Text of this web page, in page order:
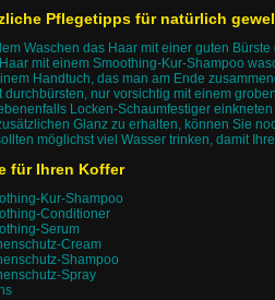
Pflegetipps für natürlich
Waschen das Haar mit einer guten
mit einem Smoothing-Kur-Shampoo
Handtuch, das man am Ende
durchbürsten, nur vorsichtig mit einem
Locken-Schaumfestiger
Glanz zu erhalten, können Sie
möglichst viel Wasser trinken, damit
für Ihren Koffer
Kur-Shampoo
Conditioner
Serum
Cream
Shampoo
Spray